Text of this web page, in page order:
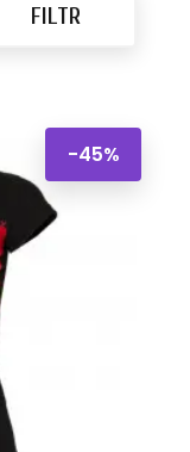
FILTR
-45%